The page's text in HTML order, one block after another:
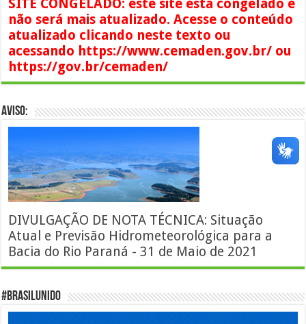
SITE CONGELADO: este site está congelado e
não será mais atualizado. Acesse o conteúdo
atualizado clicando neste texto ou
acessando https://www.cemaden.gov.br/ ou
https://gov.br/cemaden/
AVISO:
DIVULGAÇÃO DE NOTA TÉCNICA: Situação
Atual e Previsão Hidrometeorológica para a
Bacia do Rio Paraná - 31 de Maio de 2021
#BrasilUnido